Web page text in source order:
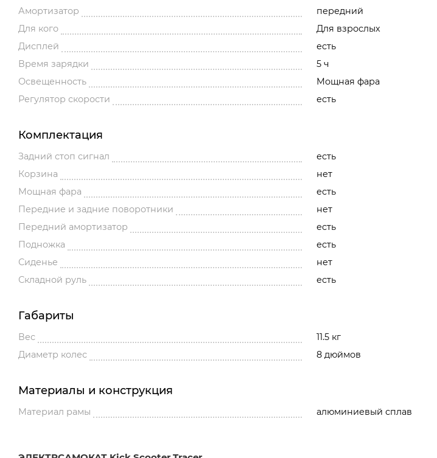
Амортизатор
передний
Для кого
Для взрослых
Дисплей
есть
Время зарядки
5 ч
Освещенность
Мощная фара
Регулятор скорости
есть
Комплектация
Задний стоп сигнал
есть
Корзина
нет
Мощная фара
есть
Передние и задние поворотники
нет
Передний амортизатор
есть
Подножка
есть
Сиденье
нет
Складной руль
есть
Габариты
Вес
11.5 кг
Диаметр колес
8 дюймов
Материалы и конструкция
Материал рамы алюминиевый сплав